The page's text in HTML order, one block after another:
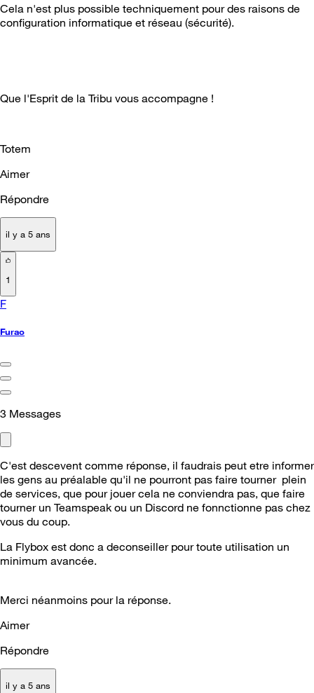
Cela n'est plus possible techniquement pour des raisons de
configuration informatique et réseau (sécurité).
Que l'Esprit de la Tribu vous accompagne !
Totem
Aimer
Répondre
il y a 5 ans
1
F
Furao
3 Messages
C'est descevent comme réponse, il faudrais peut etre informer
les gens au préalable qu'il ne pourront pas faire tourner plein
de services, que pour jouer cela ne conviendra pas, que faire
tourner un Teamspeak ou un Discord ne fonnctionne pas chez
vous du coup.
La Flybox est donc a deconseiller pour toute utilisation un
minimum avancée.
Merci néanmoins pour la réponse.
Aimer
Répondre
il y a 5 ans